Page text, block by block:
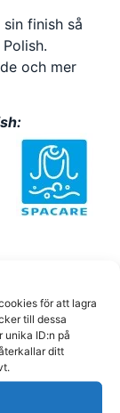
för att lagra
till dessa
unika ID:n på
ditt
finish så
och mer
börja
alltid ligga
ska ligga på
tillsätter